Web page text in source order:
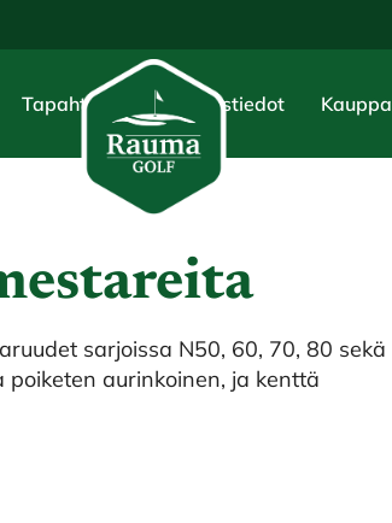
Tapahtumat Yhteystiedot Kauppa
sarjoissa N50, 60, 70, 80 sekä
aurinkoinen, ja kenttä